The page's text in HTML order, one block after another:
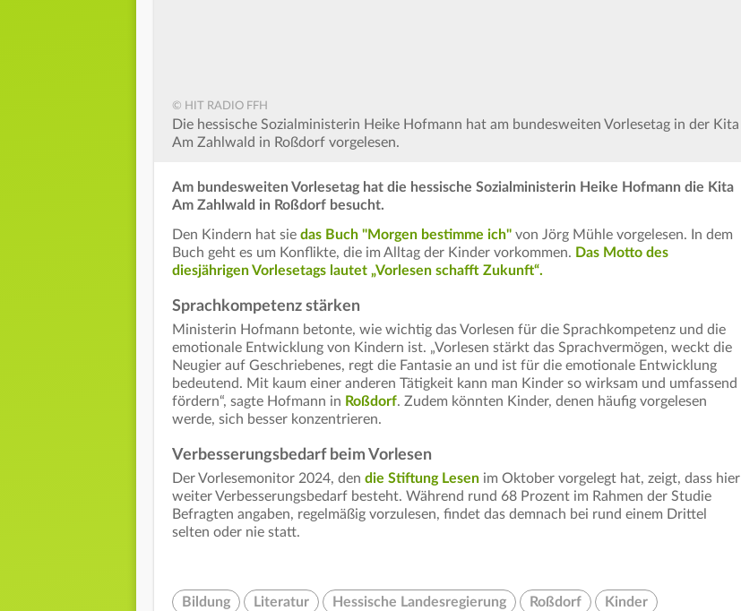
© HIT RADIO FFH
Die hessische Sozialministerin Heike Hofmann hat am bundesweiten Vorlesetag in der Kita
Am Zahlwald in Roßdorf vorgelesen.
Am bundesweiten Vorlesetag hat die hessische Sozialministerin Heike Hofmann die Kita
Am Zahlwald in Roßdorf besucht.
Den Kindern hat sie das Buch "Morgen bestimme ich" von Jörg Mühle vorgelesen. In dem
Buch geht es um Konflikte, die im Alltag der Kinder vorkommen. Das Motto des
diesjährigen Vorlesetags lautet „Vorlesen schafft Zukunft“.
Sprachkompetenz stärken
Ministerin Hofmann betonte, wie wichtig das Vorlesen für die Sprachkompetenz und die
emotionale Entwicklung von Kindern ist. „Vorlesen stärkt das Sprachvermögen, weckt die
Neugier auf Geschriebenes, regt die Fantasie an und ist für die emotionale Entwicklung
bedeutend. Mit kaum einer anderen Tätigkeit kann man Kinder so wirksam und umfassend
fördern“, sagte Hofmann in Roßdorf. Zudem könnten Kinder, denen häufig vorgelesen
werde, sich besser konzentrieren.
Verbesserungsbedarf beim Vorlesen
Der Vorlesemonitor 2024, den die Stiftung Lesen im Oktober vorgelegt hat, zeigt, dass hier
weiter Verbesserungsbedarf besteht. Während rund 68 Prozent im Rahmen der Studie
Befragten angaben, regelmäßig vorzulesen, findet das demnach bei rund einem Drittel
selten oder nie statt.
Bildung Literatur Hessische Landesregierung Roßdorf Kinder